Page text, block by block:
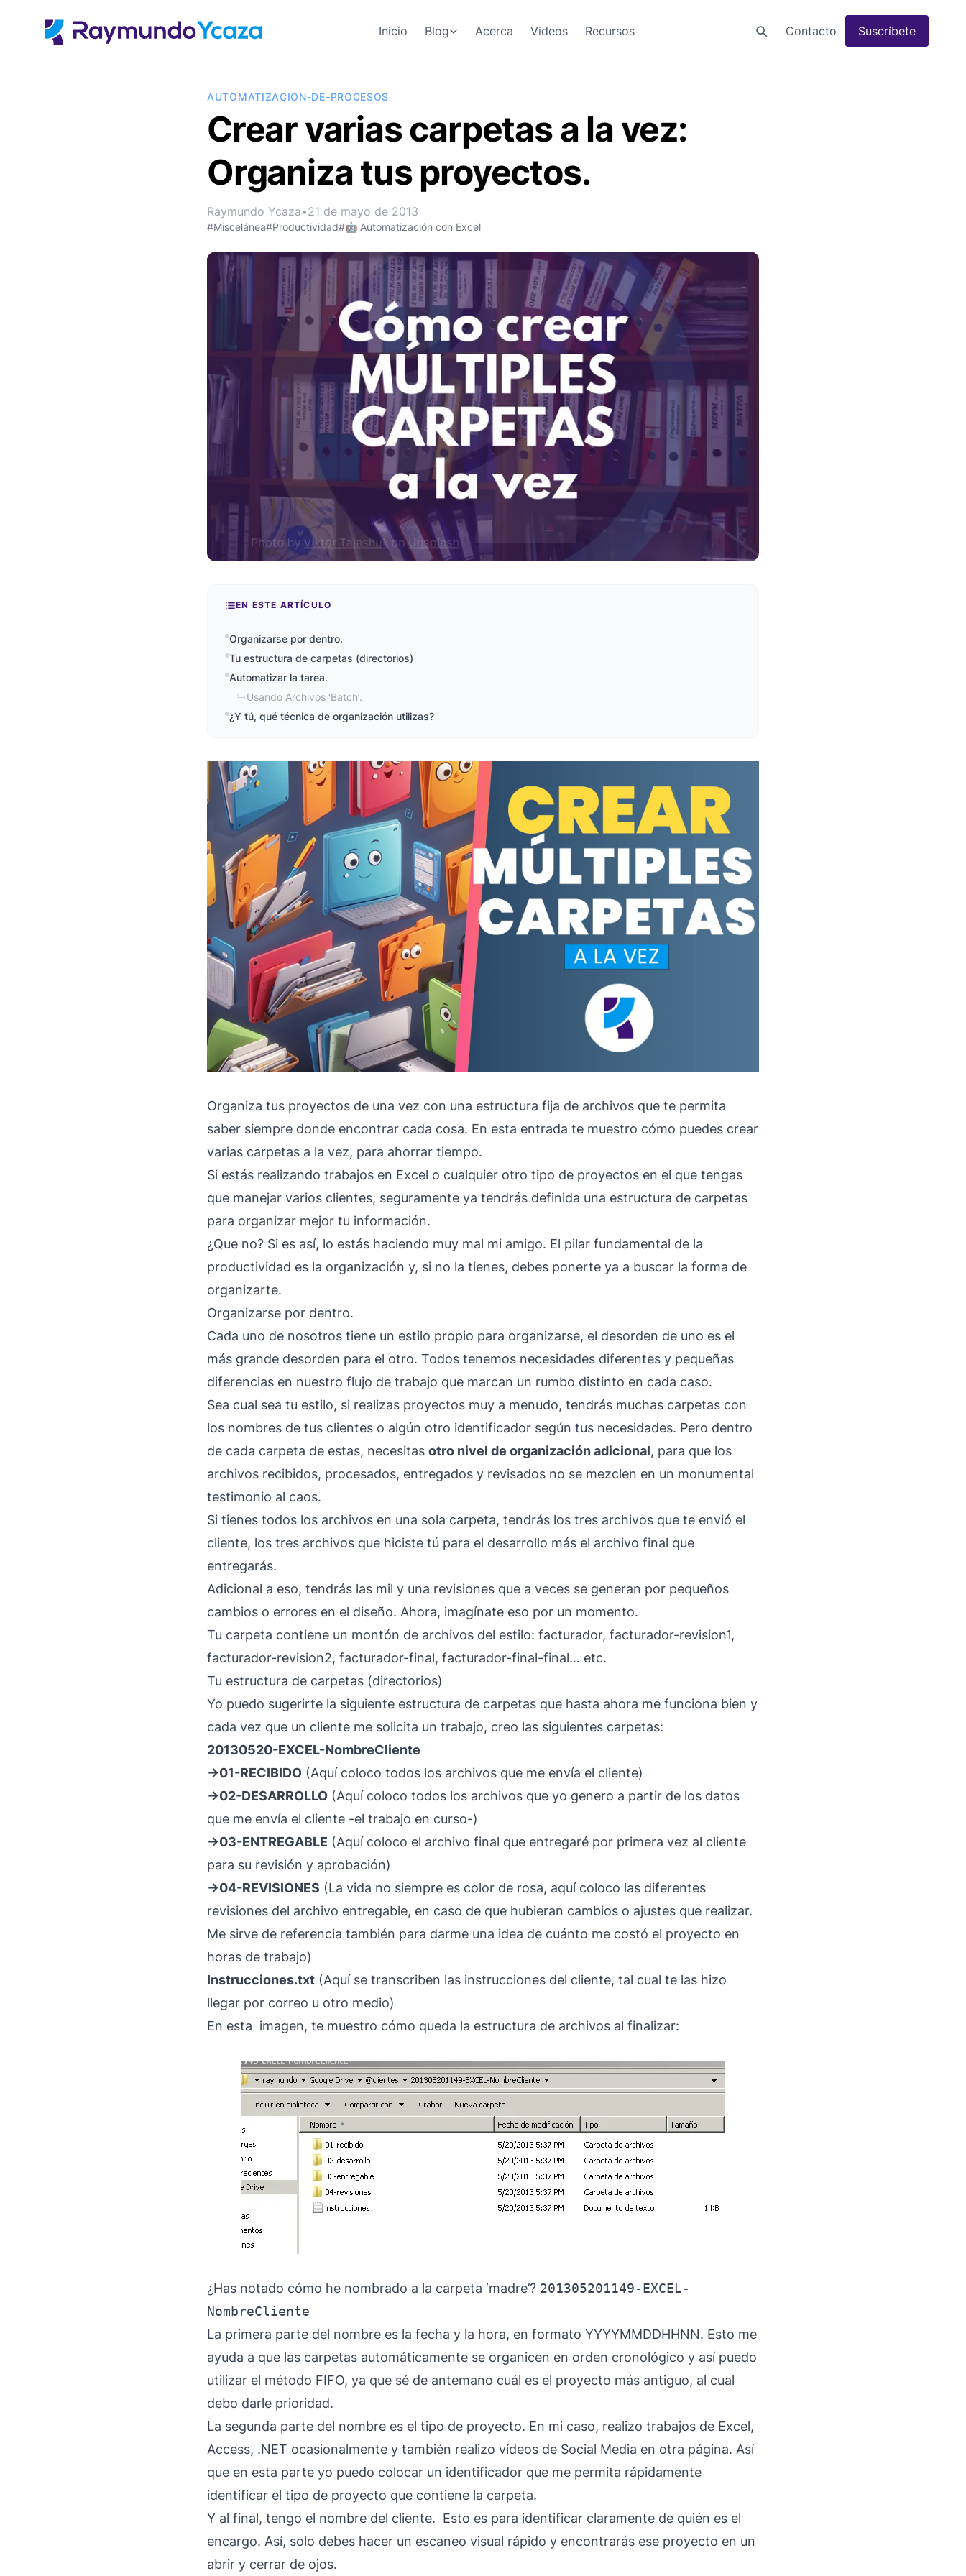
Inicio Blog Acerca Videos Recursos Contacto Suscríbete
AUTOMATIZACION-DE-PROCESOS
Crear varias carpetas a la vez:
Organiza tus proyectos.
Raymundo Ycaza•21 de mayo de 2013
#Miscelánea#Productividad#🤖 Automatización con Excel
EN ESTE ARTÍCULO
Organizarse por dentro.
Tu estructura de carpetas (directorios)
Automatizar la tarea.
↳Usando Archivos ‘Batch’.
¿Y tú, qué técnica de organización utilizas?
Organiza tus proyectos de una vez con una estructura fija de archivos que te permita
saber siempre donde encontrar cada cosa. En esta entrada te muestro cómo puedes crear
varias carpetas a la vez, para ahorrar tiempo.
Si estás realizando trabajos en Excel o cualquier otro tipo de proyectos en el que tengas
que manejar varios clientes, seguramente ya tendrás definida una estructura de carpetas
para organizar mejor tu información.
¿Que no? Si es así, lo estás haciendo muy mal mi amigo. El pilar fundamental de la
productividad es la organización y, si no la tienes, debes ponerte ya a buscar la forma de
organizarte.
Organizarse por dentro.
Cada uno de nosotros tiene un estilo propio para organizarse, el desorden de uno es el
más grande desorden para el otro. Todos tenemos necesidades diferentes y pequeñas
diferencias en nuestro flujo de trabajo que marcan un rumbo distinto en cada caso.
Sea cual sea tu estilo, si realizas proyectos muy a menudo, tendrás muchas carpetas con
los nombres de tus clientes o algún otro identificador según tus necesidades. Pero dentro
de cada carpeta de estas, necesitas otro nivel de organización adicional, para que los
archivos recibidos, procesados, entregados y revisados no se mezclen en un monumental
testimonio al caos.
Si tienes todos los archivos en una sola carpeta, tendrás los tres archivos que te envió el
cliente, los tres archivos que hiciste tú para el desarrollo más el archivo final que
entregarás.
Adicional a eso, tendrás las mil y una revisiones que a veces se generan por pequeños
cambios o errores en el diseño. Ahora, imagínate eso por un momento.
Tu carpeta contiene un montón de archivos del estilo: facturador, facturador-revision1,
facturador-revision2, facturador-final, facturador-final-final… etc.
Tu estructura de carpetas (directorios)
Yo puedo sugerirte la siguiente estructura de carpetas que hasta ahora me funciona bien y
cada vez que un cliente me solicita un trabajo, creo las siguientes carpetas:
20130520-EXCEL-NombreCliente
->01-RECIBIDO (Aquí coloco todos los archivos que me envía el cliente)
->02-DESARROLLO (Aquí coloco todos los archivos que yo genero a partir de los datos
que me envía el cliente -el trabajo en curso-)
->03-ENTREGABLE (Aquí coloco el archivo final que entregaré por primera vez al cliente
para su revisión y aprobación)
->04-REVISIONES (La vida no siempre es color de rosa, aquí coloco las diferentes
revisiones del archivo entregable, en caso de que hubieran cambios o ajustes que realizar.
Me sirve de referencia también para darme una idea de cuánto me costó el proyecto en
horas de trabajo)
Instrucciones.txt (Aquí se transcriben las instrucciones del cliente, tal cual te las hizo
llegar por correo u otro medio)
En esta imagen, te muestro cómo queda la estructura de archivos al finalizar:
¿Has notado cómo he nombrado a la carpeta ‘madre’? 201305201149-EXCEL-
NombreCliente
La primera parte del nombre es la fecha y la hora, en formato YYYYMMDDHHNN. Esto me
ayuda a que las carpetas automáticamente se organicen en orden cronológico y así puedo
utilizar el método FIFO, ya que sé de antemano cuál es el proyecto más antiguo, al cual
debo darle prioridad.
La segunda parte del nombre es el tipo de proyecto. En mi caso, realizo trabajos de Excel,
Access, .NET ocasionalmente y también realizo vídeos de Social Media en otra página. Así
que en esta parte yo puedo colocar un identificador que me permita rápidamente
identificar el tipo de proyecto que contiene la carpeta.
Y al final, tengo el nombre del cliente. Esto es para identificar claramente de quién es el
encargo. Así, solo debes hacer un escaneo visual rápido y encontrarás ese proyecto en un
abrir y cerrar de ojos.